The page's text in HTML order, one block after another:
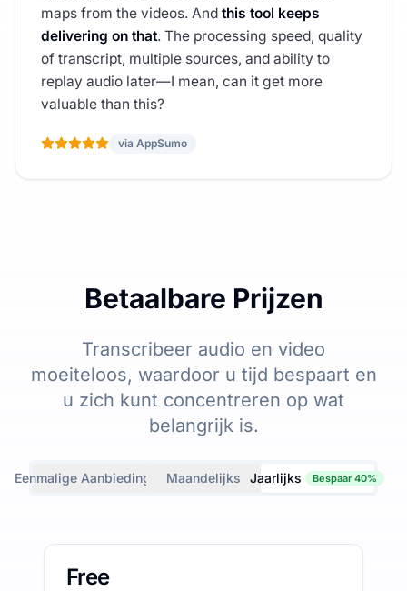
maps from the videos. And this tool keeps
delivering on that. The processing speed, quality
of transcript, multiple sources, and ability to
replay audio later—I mean, can it get more
valuable than this?
via AppSumo
Betaalbare Prijzen
Transcribeer audio en video
moeiteloos, waardoor u tijd bespaart en
u zich kunt concentreren op wat
belangrijk is.
Eenmalige Aanbiedingen Maandelijks Jaarlijks Bespaar 40%
Free